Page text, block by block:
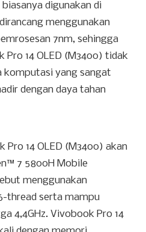
digunakan di
menggunakan
7nm, sehingga
14 OLED (M3400) tidak
yang sangat
dengan daya tahan
14 OLED (M3400) akan
™ 7 5800H Mobile
menggunakan
thread serta mampu
4,4GHz. Vivobook Pro 14